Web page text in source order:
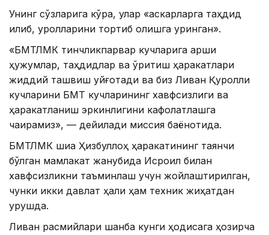
Унинг сўзларига кўра, улар «аскарларга таҳдид
қилиб, қуролларини тортиб олишга уринган».
«БМТЛМК тинчликпарвар кучларига қарши
ҳужумлар, таҳдидлар ва қўрқитиш ҳаракатлари
жиддий ташвиш уйғотади ва биз Ливан Қуролли
кучларини БМТ кучларининг хавфсизлиги ва
ҳаракатланиш эркинлигини кафолатлашга
чақирамиз», — дейилади миссия баёнотида.
БМТЛМК шиа Ҳизбуллоҳ ҳаракатининг таянчи
бўлган мамлакат жанубида Исроил билан
хавфсизликни таъминлаш учун жойлаштирилган,
чунки икки давлат ҳали ҳам техник жиҳатдан
урушда.
Ливан расмийлари шанба кунги ҳодисага ҳозирча